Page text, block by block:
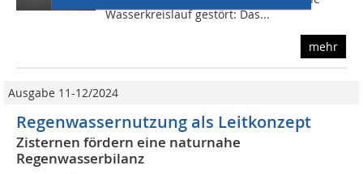
Wasserkreislauf gestört: Das...
mehr
Ausgabe 11-12/2024
Regenwassernutzung als Leitkonzept
Zisternen fördern eine naturnahe
Regenwasserbilanz